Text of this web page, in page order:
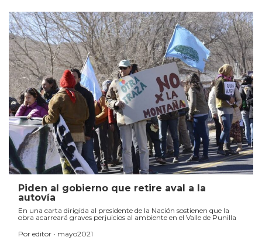
Piden al gobierno que retire aval a la
autovía
En una carta dirigida al presidente de la Nación sostienen que la
obra acarreará graves perjuicios al ambiente en el Valle de Punilla
Por editor • mayo2021